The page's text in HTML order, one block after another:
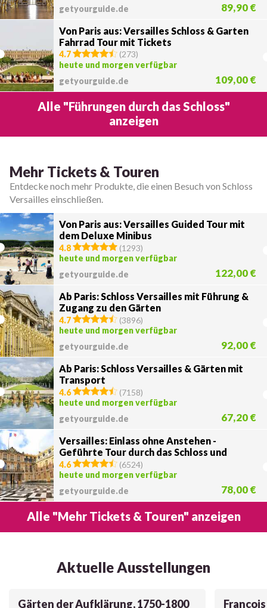
getyourguide.de
89,90 €
Von Paris aus: Versailles Schloss & Garten
Fahrrad Tour mit Tickets
4.7 (273)
heute und morgen verfügbar
getyourguide.de
109,00 €
Alle "Führungen durch das Schloss"
anzeigen
Mehr Tickets & Touren
Entdecke noch mehr Produkte, die einen Besuch von Schloss
Versailles einschließen.
Von Paris aus: Versailles Guided Tour mit
dem Deluxe Minibus
4.8 (1293)
heute und morgen verfügbar
getyourguide.de
122,00 €
Ab Paris: Schloss Versailles mit Führung &
Zugang zu den Gärten
4.7 (3896)
heute und morgen verfügbar
getyourguide.de
92,00 €
Ab Paris: Schloss Versailles & Gärten mit
Transport
4.6 (7158)
heute und morgen verfügbar
getyourguide.de
67,20 €
Versailles: Einlass ohne Anstehen -
Geführte Tour durch das Schloss und
voller Zugang
4.6 (6524)
heute und morgen verfügbar
getyourguide.de
78,00 €
Alle "Mehr Tickets & Touren" anzeigen
Aktuelle Ausstellungen
Gärten der Aufklärung, 1750-1800